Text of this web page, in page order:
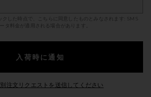
クした時点で、こちらに同意したものとみなされます:
SMS
タ料金が適用される場合があります。
入荷時に通知
注文リクエストを送信してください